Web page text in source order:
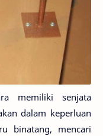
memiliki senjata
dalam keperluan
binatang, mencari